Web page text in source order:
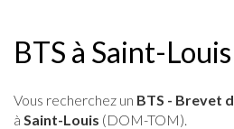
BTS à Saint-Louis
Vous recherchez un BTS - Brevet
à Saint-Louis (DOM-TOM).